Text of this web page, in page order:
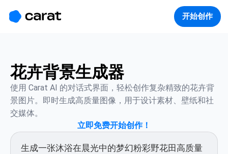
开始创作
花卉背景生成器
使用 Carat AI 的对话式界面，轻松创作复杂精致的花卉背
景图片。即时生成高质量图像，用于设计素材、壁纸和社
交媒体。
立即免费开始创作！